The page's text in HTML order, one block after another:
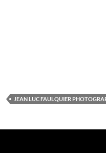
JEAN LUC FAULQUIER